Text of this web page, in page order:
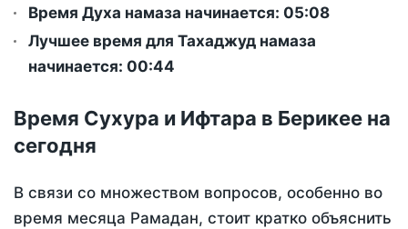
Время Духа намаза начинается: 05:08
Лучшее время для Тахаджуд намаза
начинается: 00:44
Время Сухура и Ифтара в Берикее на
сегодня
В связи со множеством вопросов, особенно во
время месяца Рамадан, стоит кратко объяснить